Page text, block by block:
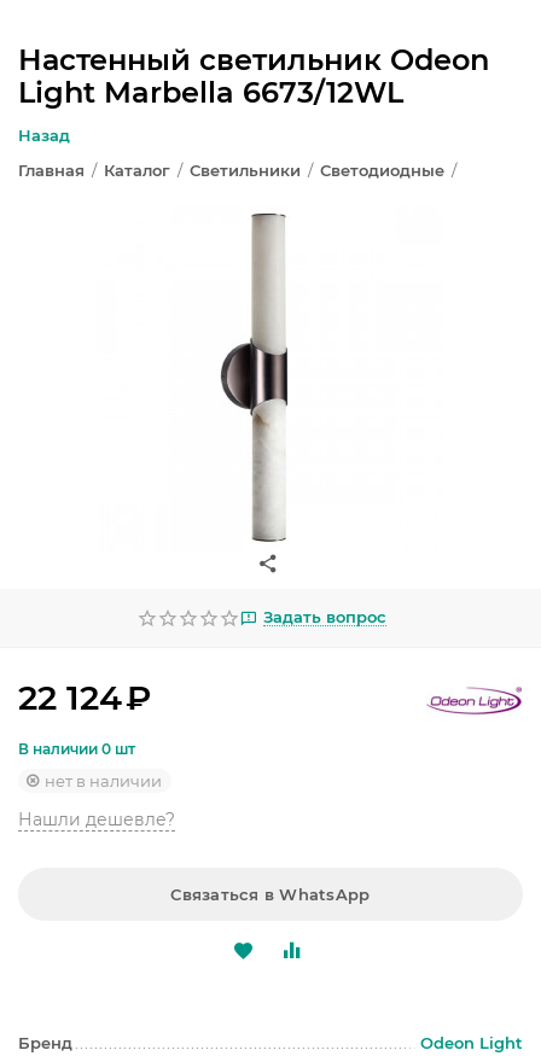
Настенный светильник Odeon
Light Marbella 6673/12WL
Назад
Главная / Каталог / Светильники / Светодиодные /
Задать вопрос
22 124₽
В наличии 0 шт
нет в наличии
Нашли дешевле?
Связаться в WhatsApp
Бренд Odeon Light
ЛЮСТРЫ
СВЕТИЛЬНИКИ КАК В ИКЕА
УЛИЧНОЕ ОСВЕЩЕНИЕ
ЛАМПОЧКИ
КОМПЛЕКТУЮЩИЕ